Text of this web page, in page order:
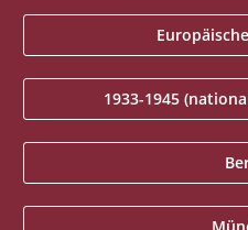
1933-1945